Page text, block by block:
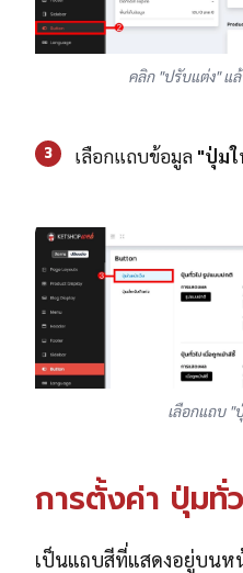
คลิก "ปรับแต่ง" แ
3 เลือกแถบข้อมูล "ปุ่ม
เลือกแถบ "
การตั้งค่า ปุ่มทั่
เป็นแถบสีที่แสดงอยู่บนห